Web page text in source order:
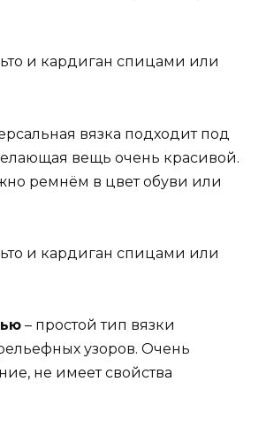
вязка подходит под
вещь очень красивой.
ремнём в цвет обуви или
– простой тип вязки
узоров. Очень
не имеет свойства